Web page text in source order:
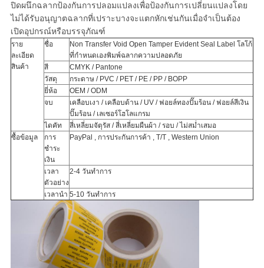
ปิดผนึกฉลากป้องกันการปลอมแปลงเพื่อป้องกันการเปลี่ยนแปลงโดย
ไม่ได้รับอนุญาตฉลากที่เปราะบางจะแตกหักเช่นกันเมื่อจำเป็นต้อง
เปิดอุปกรณ์หรือบรรจุภัณฑ์
ราย
ละเอียด
สินค้า
ชื่อ
Non Transfer Void Open Tamper Evident Seal Label โลโก้
ที่กำหนดเองพิมพ์ฉลากความปลอดภัย
สี
CMYK / Pantone
วัสดุ
กระดาษ / PVC / PET / PE / PP / BOPP
ยี่ห้อ
OEM / ODM
จบ
เคลือบเงา / เคลือบด้าน / UV / ฟอยล์ทองปั๊มร้อน / ฟอยล์สีเงิน
ปั๊มร้อน / เลเซอร์โฮโลแกรม
ไดคัท
สี่เหลี่ยมจัตุรัส / สี่เหลี่ยมผืนผ้า / รอบ / ไม่สม่ำเสมอ
ซื้อข้อมูล
การ
ชำระ
เงิน
PayPal , การประกันการค้า , T/T , Western Union
เวลา
ตัวอย่าง
2-4 วันทำการ
เวลานำ 5-10 วันทำการ